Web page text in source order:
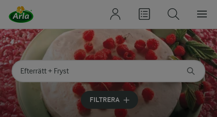
Sök på kategori eller ingrediens
Skriv in sökord för att få förslag
FILTRERA